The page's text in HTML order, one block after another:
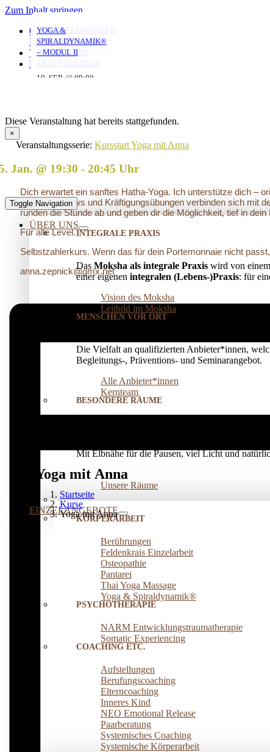
Zum Inhalt springen
0351 653 20 965
KONTAKT
TERMINE
LOGIN
Toggle Navigation
ÜBER UNS
INTEGRALE PRAXIS
Das Moksha als integrale Praxis wird von
einer eigenen integralen (Lebens-)Praxis: für
Vision des Moksha
Leitbild im Moksha
MENSCHEN VOR ORT
Die Vielfalt an qualifizierten Anbieter*innen,
Begleitungs-, Präventions­- und Seminarangebot.
Alle Anbieter*innen
Kernteam
BESONDERE RÄUME
Mit Elbnähe für die Pausen, viel Licht und
Unsere Räume
EINZELANGEBOTE
KÖRPERARBEIT
Berührungen
Feldenkrais Einzelarbeit
Osteopathie
Pantarei
Thai Yoga Massage
Yoga & Spiraldynamik®
PSYCHOTHERAPIE
NARM Entwicklungstraumatherapie
Somatic Experiencing
COACHING ETC.
Aufstellungen
Berufungscoaching
Elterncoaching
Inneres Kind
NEO Emotional Release
Paarberatung
Systemisches Coaching
Systemische Körperarbeit
Yoga mit Anna
Startseite
Kurse
Yoga mit Anna
Diese Veranstaltung hat bereits stattgefunden.
×
Veranstaltungsserie: Kursstart Yoga mit Anna
Jan. @ 19:30 - 20:45
Dich erwartet ein sanftes Hatha-Yoga. Ich unterstütze dich –
langsame Flows und Kräftigungsübungen verbinden sich mit
runden die Stunde ab und geben dir die Möglichkeit, tief in
Für alle Level.
Selbstzahlerkurs. Wenn das für dein Portemonnaie nicht
anna.zepnick@gmx.net
YOGA FÜR ÄLTERE
MIT ANNA
06. AUG. @ 17:45-
YOGA MIT ANNA
06. AUG. @ 19:30
20:45
MORGENYOGA MIT
ANNA
07. AUG. @ 08:00-
VERSTRICKUNGEN
LÖSEN – OFFENES
AUFSTELLUNGSSEMINAR
25. AUG. @ 17:00
AUFSTELLUNGSSEMINAR
– MIT DEM VATER
IN DIE EIGENE
KRAFT KOMMEN
YOGA &
SPIRALDYNAMIK®
– MODUL II
19. SEP. @ 09:00